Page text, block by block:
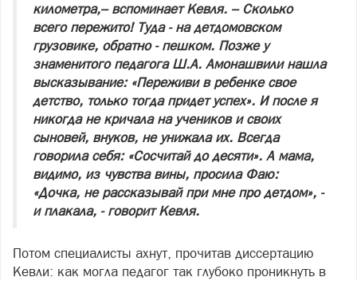
километра,– вспоминает Кевля. – Сколько
всего пережито! Туда - на детдомовском
грузовике, обратно - пешком. Позже у
знаменитого педагога Ш.А. Амонашвили нашла
высказывание: «Переживи в ребенке свое
детство, только тогда придет успех». И после я
никогда не кричала на учеников и своих
сыновей, внуков, не унижала их. Всегда
говорила себя: «Сосчитай до десяти». А мама,
видимо, из чувства вины, просила Фаю:
«Дочка, не рассказывай при мне про детдом», -
и плакала, - говорит Кевля.
Потом специалисты ахнут, прочитав диссертацию
Кевли: как могла педагог так глубоко проникнуть в